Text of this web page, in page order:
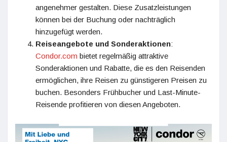
angenehmer gestalten. Diese Zusatzleistungen
können bei der Buchung oder nachträglich
hinzugefügt werden.
Reiseangebote und Sonderaktionen:
Condor.com bietet regelmäßig attraktive
Sonderaktionen und Rabatte, die es den Reisenden
ermöglichen, ihre Reisen zu günstigeren Preisen zu
buchen. Besonders Frühbucher und Last-Minute-
Reisende profitieren von diesen Angeboten.